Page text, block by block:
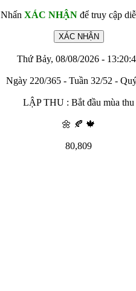
Nhấn XÁC NHẬNđể truy cập
Thứ Bảy, 08/08/2026 -
Ngày 220/365 - Tuần 32/52 -
LẬP THU : Bắt đầu mùa thu
🌼 🍂 🍁
80,809